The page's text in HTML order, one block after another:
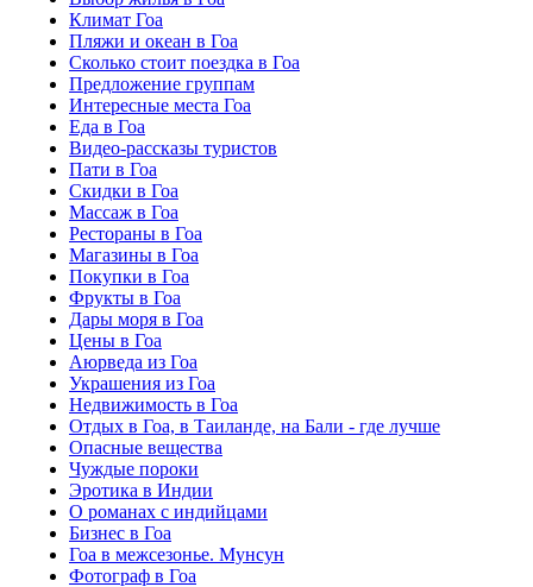
Климат Гоа
Пляжи и океан в Гоа
Сколько стоит поездка в Гоа
Предложение группам
Интересные места Гоа
Еда в Гоа
Видео-рассказы туристов
Пати в Гоа
Скидки в Гоа
Массаж в Гоа
Рестораны в Гоа
Магазины в Гоа
Покупки в Гоа
Фрукты в Гоа
Дары моря в Гоа
Цены в Гоа
Аюрведа из Гоа
Украшения из Гоа
Недвижимость в Гоа
Отдых в Гоа, в Таиланде, на Бали - где лучше
Опасные вещества
Чуждые пороки
Эротика в Индии
О романах с индийцами
Бизнес в Гоа
Гоа в межсезонье. Мунсун
Фотограф в Гоа